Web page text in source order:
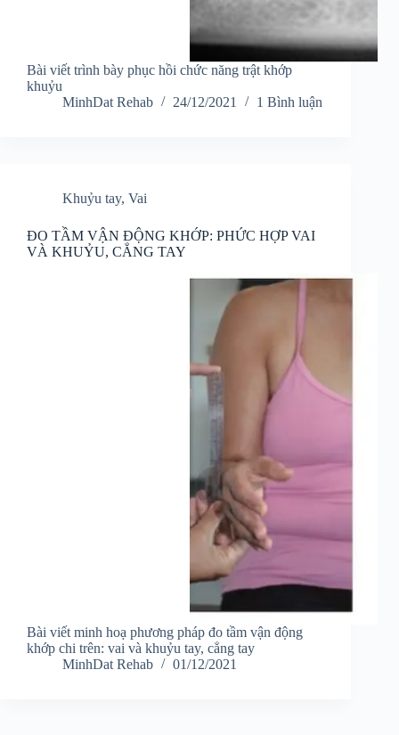
Bài viết trình bày phục hồi chức năng trật khớp
khuỷu
MinhDat Rehab
24/12/2021 1 Bình luận
Khuỷu tay, Vai
ĐO TẦM VẬN ĐỘNG KHỚP: PHỨC HỢP VAI
VÀ KHUỶU, CẲNG TAY
Bài viết minh hoạ phương pháp đo tầm vận động
khớp chi trên: vai và khuỷu tay, cẳng tay
MinhDat Rehab
01/12/2021